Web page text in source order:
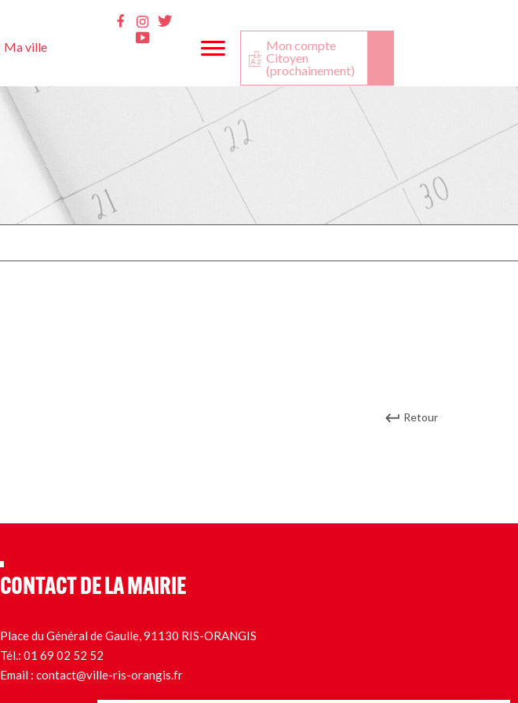
Ma ville
Facebook
InstaTwitter
Youtube
Mon compte
Citoyen
(prochainement)
Retour
CONTACT DE LA MAIRIE
Place du Général de Gaulle, 91130 RIS-ORANGIS
Tél.: 01 69 02 52 52
Email : contact@ville-ris-orangis.fr